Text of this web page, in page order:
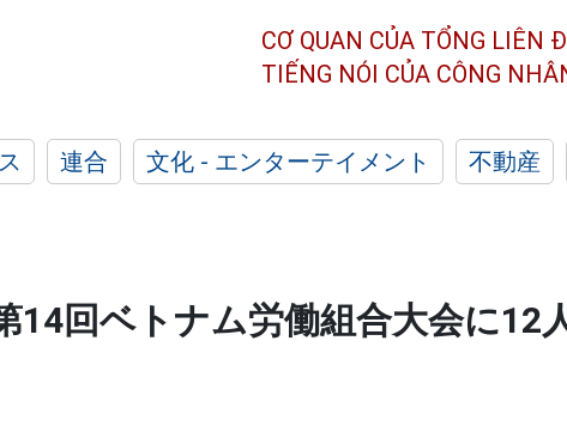
CƠ QUAN CỦA TỔNG LIÊN
TIẾNG NÓI CỦA CÔNG
連合 文化 - エンターテイメント 不動産
14回ベトナム労働組合大会に12